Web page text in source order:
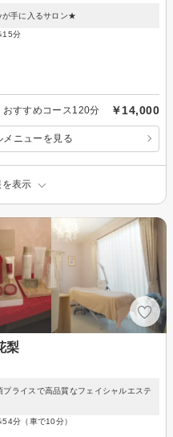
手に入るサロン★
15分
おすすめコース120分 ￥14,000
ニューを見る
表示
梨
プライスで高品質なフェイシャルエステ
分（車で10分）